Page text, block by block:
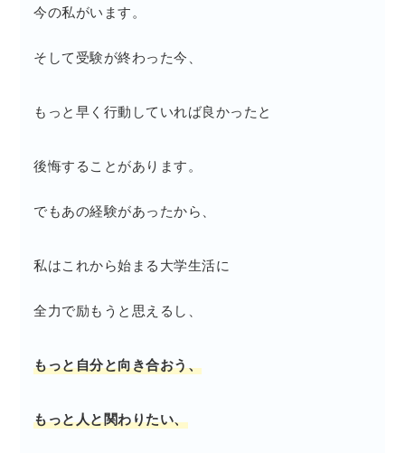
今の私がいます。
そして受験が終わった今、
もっと早く行動していれば良かったと
後悔することがあります。
でもあの経験があったから、
私はこれから始まる大学生活に
全力で励もうと思えるし、
もっと自分と向き合おう、
もっと人と関わりたい、